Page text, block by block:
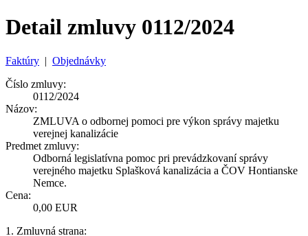
Detail zmluvy 0112/2024
Faktúry | Objednávky
Číslo zmluvy:
0112/2024
Názov:
ZMLUVA o odbornej pomoci pre výkon správy majetku
verejnej kanalizácie
Predmet zmluvy:
Odborná legislatívna pomoc pri prevádzkovaní správy
verejného majetku Splašková kanalizácia a ČOV Hontianske
Nemce.
Cena:
0,00 EUR
1. Zmluvná strana: